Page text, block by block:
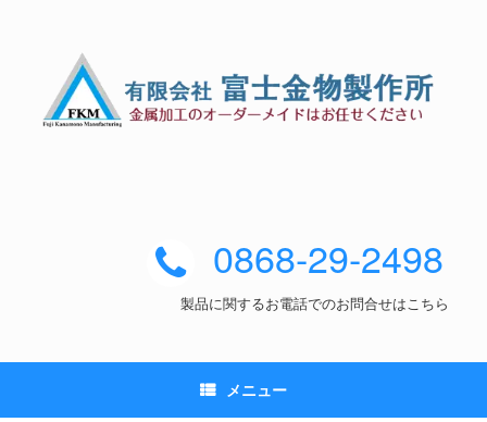
0868-29-2498
製品に関するお電話でのお問合せはこちら
メニュー